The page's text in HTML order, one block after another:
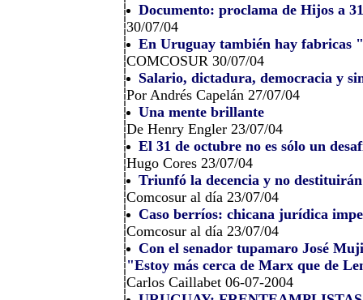
Documento: proclama de Hijos a
30/07/04
En Uruguay también hay fabricas
COMCOSUR 30/07/04
Salario, dictadura, democracia y
Por Andrés Capelán 27/07/04
Una mente brillante
De Henry Engler 23/07/04
El 31 de octubre no es sólo un
Hugo Cores 23/07/04
Triunfó la decencia y no
Comcosur al día 23/07/04
Caso berríos: chicana jurídica
Comcosur al día 23/07/04
Con el senador tupamaro José
"Estoy más cerca de Marx que de
Carlos Caillabet 06-07-2004